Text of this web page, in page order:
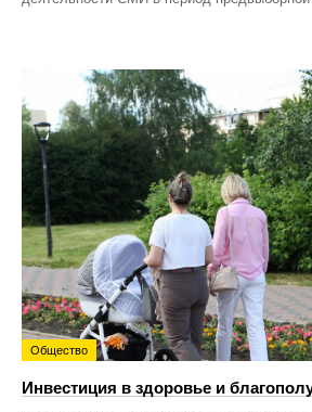
Общество
Инвестиция в здоровье и